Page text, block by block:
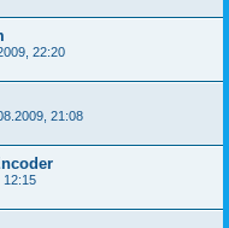
22:20
21:08
12:15